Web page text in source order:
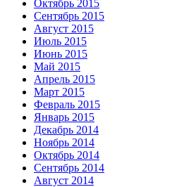
Октябрь 2015
Сентябрь 2015
Август 2015
Июль 2015
Июнь 2015
Май 2015
Апрель 2015
Март 2015
Февраль 2015
Январь 2015
Декабрь 2014
Ноябрь 2014
Октябрь 2014
Сентябрь 2014
Август 2014